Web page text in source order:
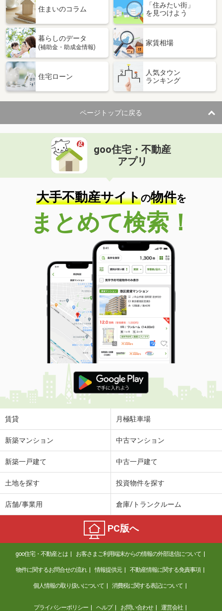
住まいのコラム
「住みたい街」
を見つけよう
暮らしのデータ
(補助金・助成金情報)
家賃相場
住宅ローン
人気タウン
ランキング
ページトップに戻る
goo住宅・不動産
アプリ
大手不動産サイトの物件を
まとめて検索！
賃貸 月極駐車場
新築マンション 中古マンション
新築一戸建て 中古一戸建て
土地を探す 投資物件を探す
店舗/事業用 倉庫/トランクルーム
PC版へ
goo住宅・不動産とは お客さまご利用端末からの情報の外部送信について
物件に関するお問合せの流れ 情報提供元 不動産情報に関する免責事項
個人情報の取り扱いについて 消費税に関する表記について
プライバシーポリシー ヘルプ お問い合わせ 運営会社